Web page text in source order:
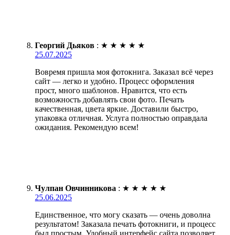
Георгий Дьяков : ★ ★ ★ ★ ★
25.07.2025
Вовремя пришла моя фотокнига. Заказал всё через
сайт — легко и удобно. Процесс оформления
прост, много шаблонов. Нравится, что есть
возможность добавлять свои фото. Печать
качественная, цвета яркие. Доставили быстро,
упаковка отличная. Услуга полностью оправдала
ожидания. Рекомендую всем!
Чулпан Овчинникова : ★ ★ ★ ★ ★
25.06.2025
Единственное, что могу сказать — очень доволна
результатом! Заказала печать фотокниги, и процесс